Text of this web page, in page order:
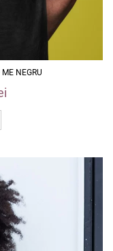
NEGRU